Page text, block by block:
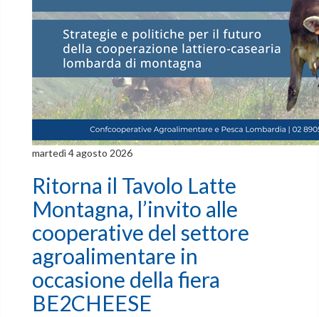
martedì 4 agosto 2026
Ritorna il Tavolo Latte
Montagna, l’invito alle
cooperative del settore
agroalimentare in
occasione della fiera
BE2CHEESE